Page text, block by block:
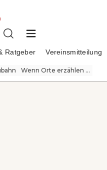
Ratgeber Vereinsmitteilung
Wenn Orte erzählen ...